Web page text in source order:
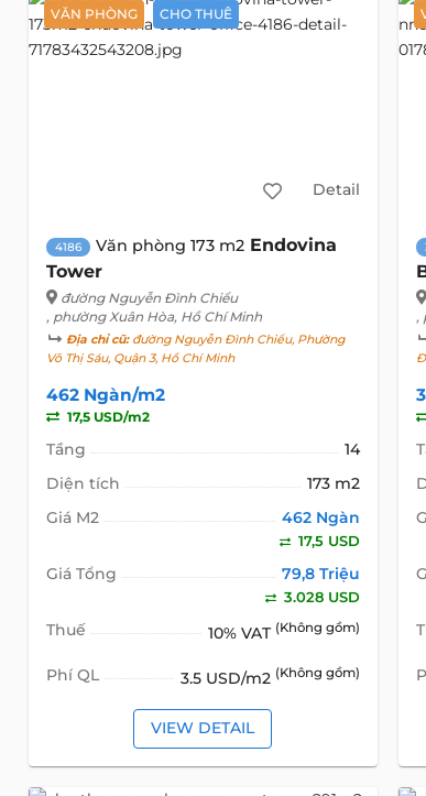
VĂN PHÒNG CHO THUÊ
Detail
4186 Văn phòng 173 m2 Endovina
Tower
đường Nguyễn Đình Chiểu
, phường Xuân Hòa, Hồ Chí Minh
Địa chỉ cũ:đường Nguyễn Đình Chiểu, Phường
Võ Thị Sáu, Quận 3, Hồ Chí Minh
462 Ngàn/m2
17,5 USD/m2
Tầng
14
Diện tích
173 m2
Giá M2
462 Ngàn
17,5 USD
Giá Tổng 79,8 Triệu
3.028 USD
Thuế 10% VAT (Không gồm)
Phí QL 3.5 USD/m2 (Không gồm)
VIEW DETAIL
,